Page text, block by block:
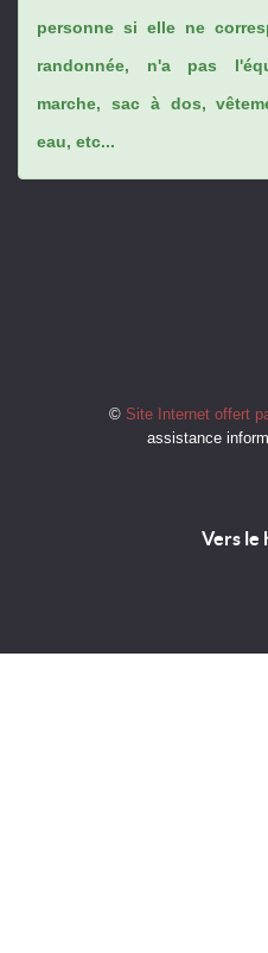
personne si elle ne
randonnée, n'a pas
marche, sac à dos,
eau, etc...
© Site Internet offert
assistance
Vers le